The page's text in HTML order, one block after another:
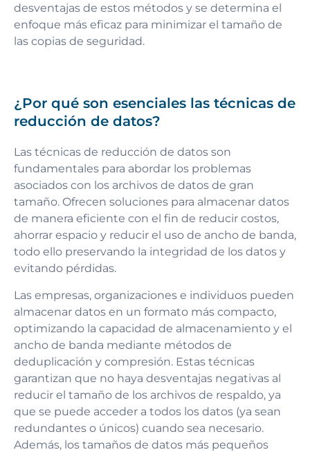
desventajas de estos métodos y se determina el
enfoque más eficaz para minimizar el tamaño de
las copias de seguridad.
¿Por qué son esenciales las técnicas de
reducción de datos?
Las técnicas de reducción de datos son
fundamentales para abordar los problemas
asociados con los archivos de datos de gran
tamaño. Ofrecen soluciones para almacenar datos
de manera eficiente con el fin de reducir costos,
ahorrar espacio y reducir el uso de ancho de banda,
todo ello preservando la integridad de los datos y
evitando pérdidas.
Las empresas, organizaciones e individuos pueden
almacenar datos en un formato más compacto,
optimizando la capacidad de almacenamiento y el
ancho de banda mediante métodos de
deduplicación y compresión. Estas técnicas
garantizan que no haya desventajas negativas al
reducir el tamaño de los archivos de respaldo, ya
que se puede acceder a todos los datos (ya sean
redundantes o únicos) cuando sea necesario.
Además, los tamaños de datos más pequeños